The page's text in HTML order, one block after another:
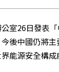
室26日發表
後中國仍將
能源安全構成